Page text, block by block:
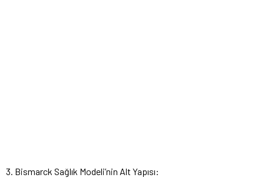
3. Bismarck Sağlık Modeli’nin Alt Yapısı: